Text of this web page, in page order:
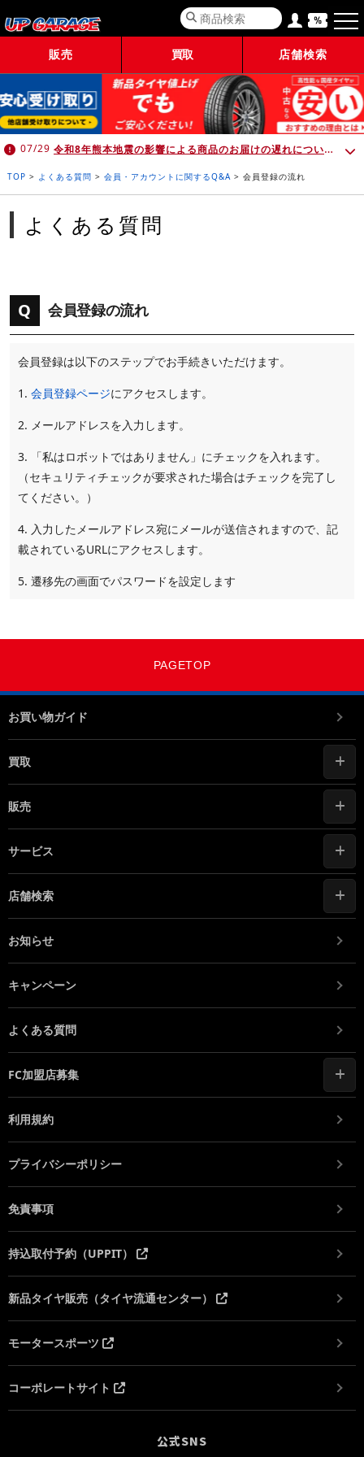
販売 買取 店舗検索
07/29 令和8年熊本地震の影響による商品のお届けの遅れについて （7月30日 10:00時点）
TOP > よくある質問 > 会員・アカウントに関するQ&A> 会員登録の流れ
よくある質問
Q 会員登録の流れ
会員登録は以下のステップでお手続きいただけます。
1. 会員登録ページにアクセスします。
2. メールアドレスを入力します。
3. 「私はロボットではありません」にチェックを入れます。
（セキュリティチェックが要求された場合はチェックを完了し
てください。）
4. 入力したメールアドレス宛にメールが送信されますので、記
載されているURLにアクセスします。
5. 遷移先の画面でパスワードを設定します
PAGETOP
お買い物ガイド
買取
販売
サービス
店舗検索
お知らせ
キャンペーン
よくある質問
FC加盟店募集
利用規約
プライバシーポリシー
免責事項
持込取付予約（UPPIT）
新品タイヤ販売（タイヤ流通センター）
モータースポーツ
コーポレートサイト
公式SNS